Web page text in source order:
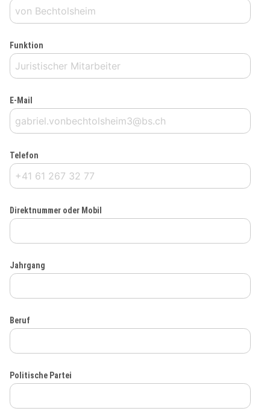
Funktion
E-Mail
Telefon
Direktnummer oder Mobil
Jahrgang
Beruf
Politische Partei